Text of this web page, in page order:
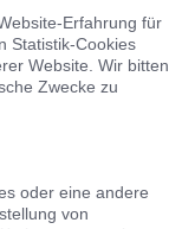
Erfahrung für
Statistik-Cookies
Website. Wir bitten
Zwecke zu
oder eine andere
von